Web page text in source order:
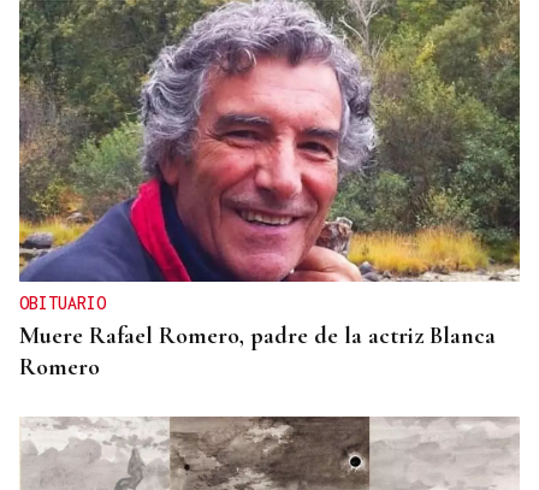
OBITUARIO
Muere Rafael Romero, padre de la actriz Blanca
Romero